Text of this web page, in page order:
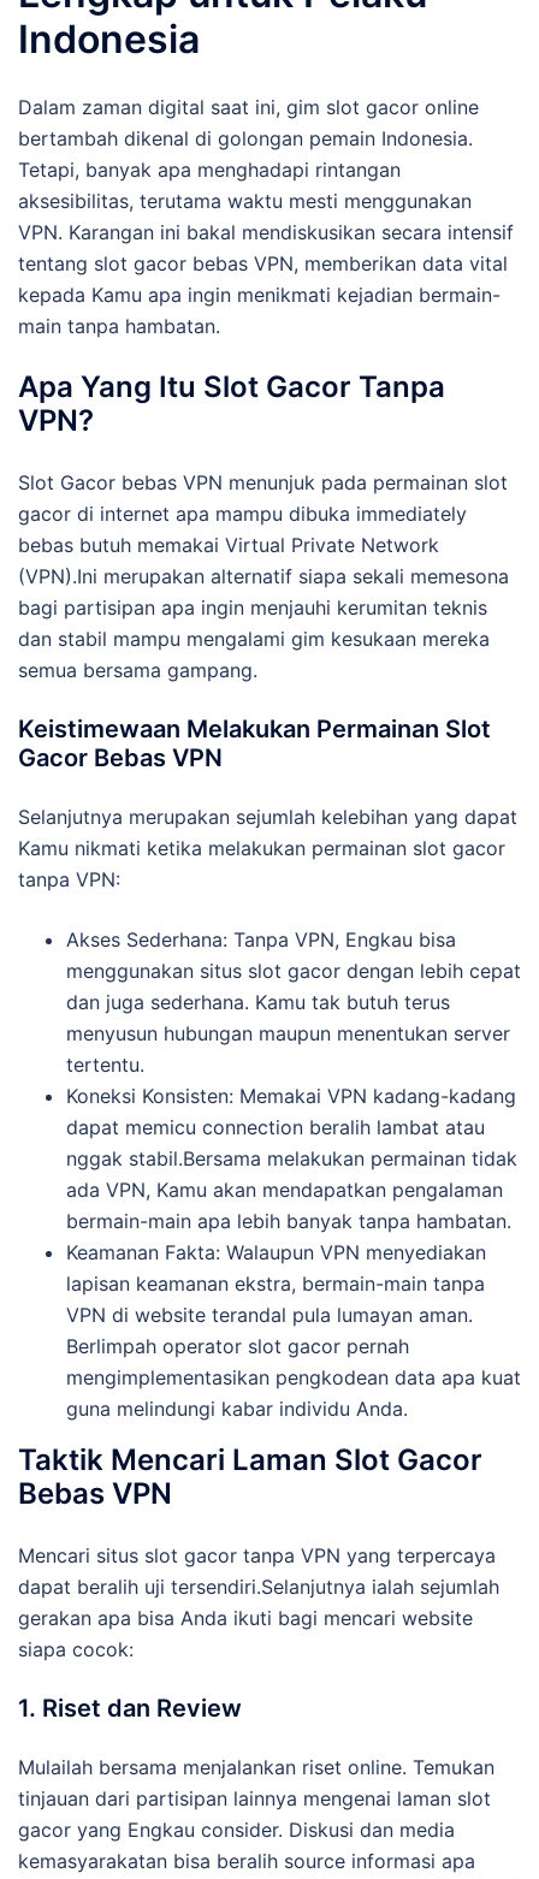
Indonesia
Dalam zaman digital saat ini, gim slot gacor online
bertambah dikenal di golongan pemain Indonesia.
Tetapi, banyak apa menghadapi rintangan
aksesibilitas, terutama waktu mesti menggunakan
VPN. Karangan ini bakal mendiskusikan secara intensif
tentang slot gacor bebas VPN, memberikan data vital
kepada Kamu apa ingin menikmati kejadian bermain-
main tanpa hambatan.
Apa Yang Itu Slot Gacor Tanpa
VPN?
Slot Gacor bebas VPN menunjuk pada permainan slot
gacor di internet apa mampu dibuka immediately
bebas butuh memakai Virtual Private Network
(VPN).Ini merupakan alternatif siapa sekali memesona
bagi partisipan apa ingin menjauhi kerumitan teknis
dan stabil mampu mengalami gim kesukaan mereka
semua bersama gampang.
Keistimewaan Melakukan Permainan Slot
Gacor Bebas VPN
Selanjutnya merupakan sejumlah kelebihan yang dapat
Kamu nikmati ketika melakukan permainan slot gacor
tanpa VPN:
Akses Sederhana: Tanpa VPN, Engkau bisa
menggunakan situs slot gacor dengan lebih cepat
dan juga sederhana. Kamu tak butuh terus
menyusun hubungan maupun menentukan server
tertentu.
Koneksi Konsisten: Memakai VPN kadang-kadang
dapat memicu connection beralih lambat atau
nggak stabil.Bersama melakukan permainan tidak
ada VPN, Kamu akan mendapatkan pengalaman
bermain-main apa lebih banyak tanpa hambatan.
Keamanan Fakta: Walaupun VPN menyediakan
lapisan keamanan ekstra, bermain-main tanpa
VPN di website terandal pula lumayan aman.
Berlimpah operator slot gacor pernah
mengimplementasikan pengkodean data apa kuat
guna melindungi kabar individu Anda.
Taktik Mencari Laman Slot Gacor
Bebas VPN
Mencari situs slot gacor tanpa VPN yang terpercaya
dapat beralih uji tersendiri.Selanjutnya ialah sejumlah
gerakan apa bisa Anda ikuti bagi mencari website
siapa cocok:
1. Riset dan Review
Mulailah bersama menjalankan riset online. Temukan
tinjauan dari partisipan lainnya mengenai laman slot
gacor yang Engkau consider. Diskusi dan media
kemasyarakatan bisa beralih source informasi apa